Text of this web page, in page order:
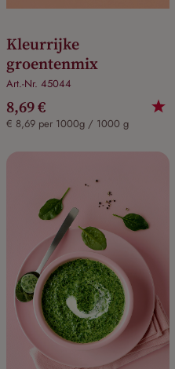
Kleurrijke
groentenmix
Art.-Nr. 45044
8,69 €
€ 8,69 per 1000g / 1000 g